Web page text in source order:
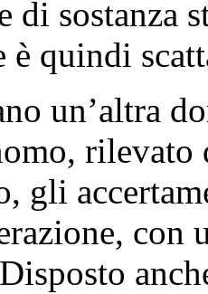
di sostanza
è quindi
un’altra
rilevato
gli
con